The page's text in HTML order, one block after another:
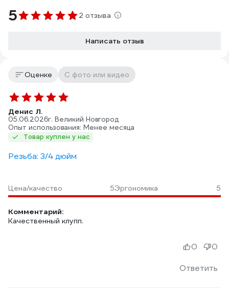
5 2 отзыва
Написать отзыв
Оценке С фото или видео
Денис Л.
05.06.2026г. Великий Новгород
Опыт использования: Менее месяца
Товар куплен у нас
Резьба: 3/4 дюйм
Цена/качество 5Эргономика 5
Комментарий:
Качественный клупп.
Ответить
0 0